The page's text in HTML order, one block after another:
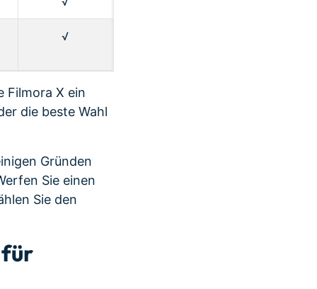
√
Filmora X ein
die beste Wahl
Gründen
Sie einen
Sie den
für